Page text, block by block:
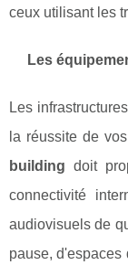
ceux utilisant les
Les
Les
la réussite de
building doit
connectivité
audiovisuels de
pause, d'espaces